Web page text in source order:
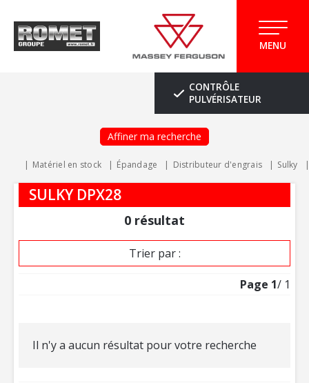
MENU
CONTRÔLE
PULVÉRISATEUR
Affiner ma recherche
Matériel en stock Épandage Distributeur d'engrais Sulky
SULKY DPX28
0 résultat
Trier par :
Page 1/ 1
Il n'y a aucun résultat pour votre recherche